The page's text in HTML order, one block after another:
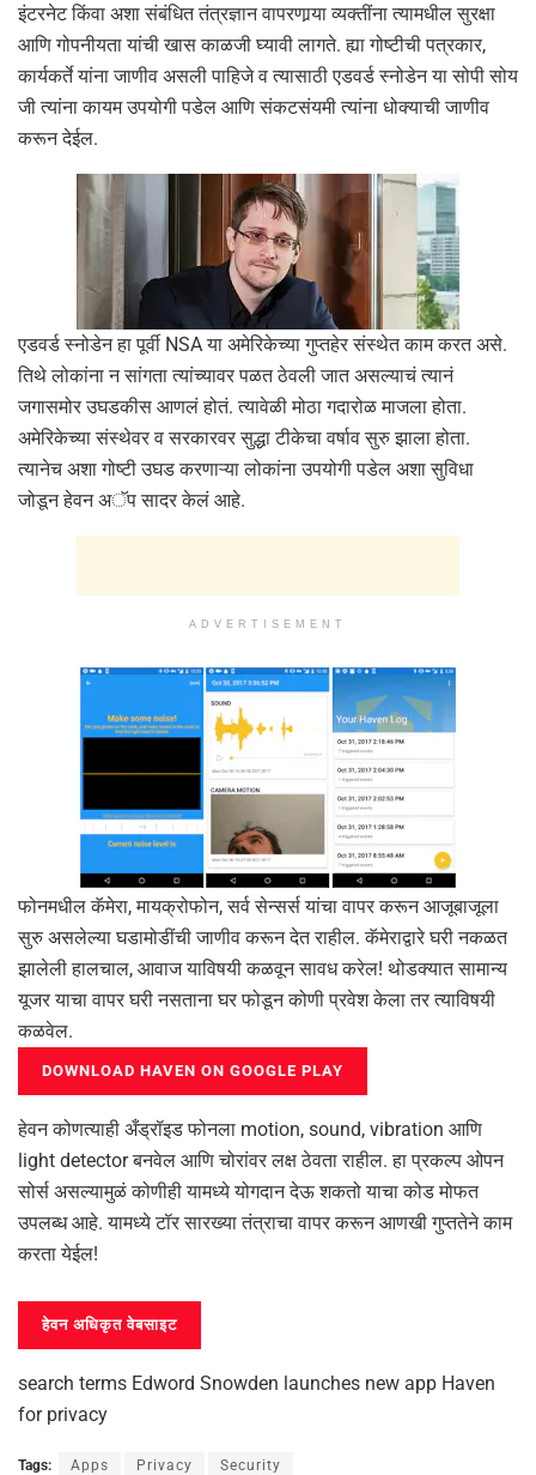
इंटरनेट किंवा अशा संबंधित तंत्रज्ञान वापरणार्‍या व्यक्तींना त्यामधील सुरक्षा
आणि गोपनीयता यांची खास काळजी घ्यावी लागते. ह्या गोष्टीची पत्रकार,
कार्यकर्ते यांना जाणीव असली पाहिजे व त्यासाठी एडवर्ड स्नोडेन या सोपी सोय
जी त्यांना कायम उपयोगी पडेल आणि संकटसंयमी त्यांना धोक्याची जाणीव
करून देईल.
एडवर्ड स्नोडेन हा पूर्वी NSA या अमेरिकेच्या गुप्तहेर संस्थेत काम करत असे.
तिथे लोकांना न सांगता त्यांच्यावर पळत ठेवली जात असल्याचं त्यानं
जगासमोर उघडकीस आणलं होतं. त्यावेळी मोठा गदारोळ माजला होता.
अमेरिकेच्या संस्थेवर व सरकारवर सुद्धा टीकेचा वर्षाव सुरु झाला होता.
त्यानेच अशा गोष्टी उघड करणाऱ्या लोकांना उपयोगी पडेल अशा सुविधा
जोडून हेवन अॅप सादर केलं आहे.
ADVERTISEMENT
फोनमधील कॅमेरा, मायक्रोफोन, सर्व सेन्सर्स यांचा वापर करून आजूबाजूला
सुरु असलेल्या घडामोडींची जाणीव करून देत राहील. कॅमेराद्वारे घरी नकळत
झालेली हालचाल, आवाज याविषयी कळवून सावध करेल! थोडक्यात सामान्य
यूजर याचा वापर घरी नसताना घर फोडून कोणी प्रवेश केला तर त्याविषयी
कळवेल.
DOWNLOAD HAVEN ON GOOGLE PLAY
हेवन कोणत्याही अँड्रॉइड फोनला motion, sound, vibration आणि
light detector बनवेल आणि चोरांवर लक्ष ठेवता राहील. हा प्रकल्प ओपन
सोर्स असल्यामुळं कोणीही यामध्ये योगदान देऊ शकतो याचा कोड मोफत
उपलब्ध आहे. यामध्ये टॉर सारख्या तंत्राचा वापर करून आणखी गुप्ततेने काम
करता येईल!
हेवन अधिकृत वेबसाइट
search terms Edword Snowden launches new app Haven
for privacy
Tags: Apps Privacy Security